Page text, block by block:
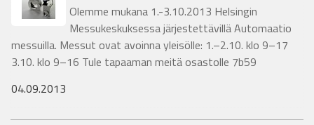
Olemme mukana 1.-3.10.2013 Helsingin
Messukeskuksessa järjestettävillä Automaatio
messuilla. Messut ovat avoinna yleisölle: 1.–2.10. klo 9–17
3.10. klo 9–16 Tule tapaaman meitä osastolle 7b59
04.09.2013